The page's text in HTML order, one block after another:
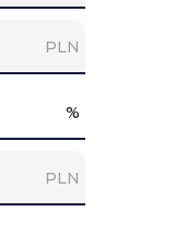
PLN
%
PLN